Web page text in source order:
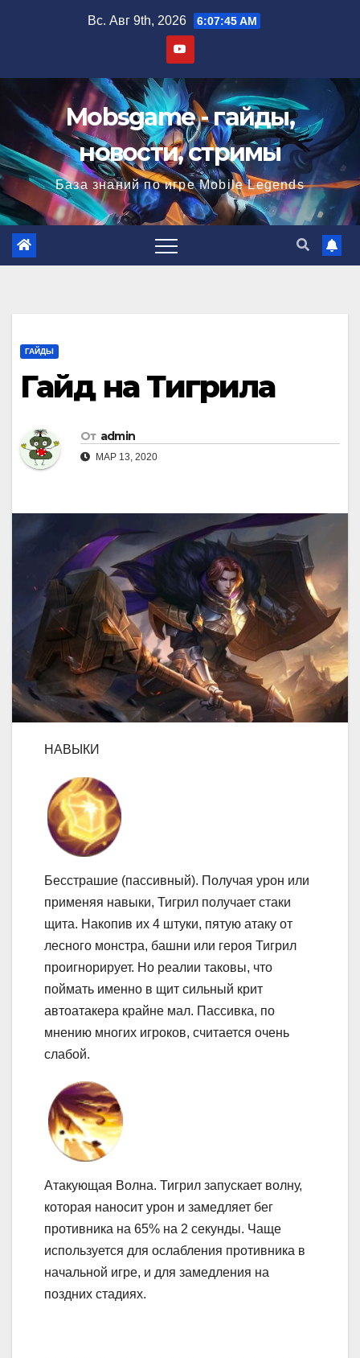
Вс. Авг 9th, 2026 6:07:45 AM
Mobsgame - гайды,
новости, стримы
База знаний по игре Mobile Legends
ГАЙДЫ
Гайд на Тигрила
От admin
МАР 13, 2020
НАВЫКИ
Бесстрашие (пассивный). Получая урон или
применяя навыки, Тигрил получает стаки
щита. Накопив их 4 штуки, пятую атаку от
лесного монстра, башни или героя Тигрил
проигнорирует. Но реалии таковы, что
поймать именно в щит сильный крит
автоатакера крайне мал. Пассивка, по
мнению многих игроков, считается очень
слабой.
Атакующая Волна. Тигрил запускает волну,
которая наносит урон и замедляет бег
противника на 65% на 2 секунды. Чаще
используется для ослабления противника в
начальной игре, и для замедления на
поздних стадиях.